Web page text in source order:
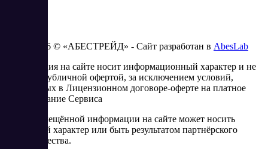
2023 - 2026 © «АБЕСТРЕЙД» - Сайт разработан в AbesLab
Информация на сайте носит информационный характер и не
является публичной офертой, за исключением условий,
изложенных в Лицензионном договоре-оферте на платное
использование Сервиса
Часть размещённой информации на сайте может носить
рекламный характер или быть результатом партнёрского
сотрудничества.